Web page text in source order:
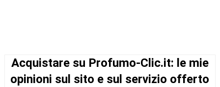
Acquistare su Profumo-Clic.it: le mie
opinioni sul sito e sul servizio offerto